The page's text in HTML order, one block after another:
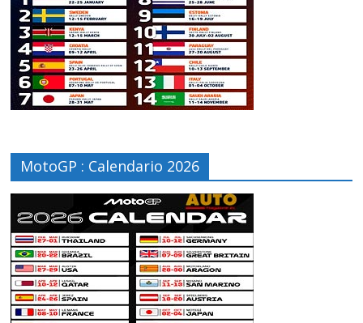
MotoGP : Calendario 2026